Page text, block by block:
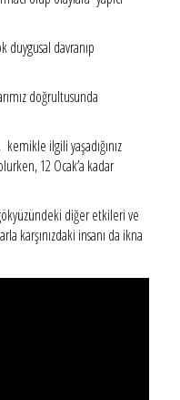
duygusal davranıp
doğrultusunda
ilgili yaşadığınız
12 Ocak’a kadar
diğer etkileri ve
karşınızdaki insanı da ikna